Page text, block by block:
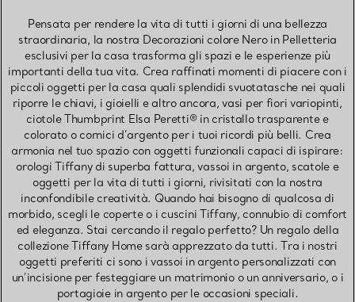
Pensata per rendere la vita di tutti i giorni di una bellezza
straordinaria, la nostra Decorazioni colore Nero in Pelletteria
esclusivi per la casa trasforma gli spazi e le esperienze più
importanti della tua vita. Crea raffinati momenti di piacere con i
piccoli oggetti per la casa quali splendidi svuotatasche nei quali
riporre le chiavi, i gioielli e altro ancora, vasi per fiori variopinti,
ciotole Thumbprint Elsa Peretti® in cristallo trasparente e
colorato o cornici d’argento per i tuoi ricordi più belli. Crea
armonia nel tuo spazio con oggetti funzionali capaci di ispirare:
orologi Tiffany di superba fattura, vassoi in argento, scatole e
oggetti per la vita di tutti i giorni, rivisitati con la nostra
inconfondibile creatività. Quando hai bisogno di qualcosa di
morbido, scegli le coperte o i cuscini Tiffany, connubio di comfort
ed eleganza. Stai cercando il regalo perfetto? Un regalo della
collezione Tiffany Home sarà apprezzato da tutti. Tra i nostri
oggetti preferiti ci sono i vassoi in argento personalizzati con
un’incisione per festeggiare un matrimonio o un anniversario, o i
portagioie in argento per le occasioni speciali.